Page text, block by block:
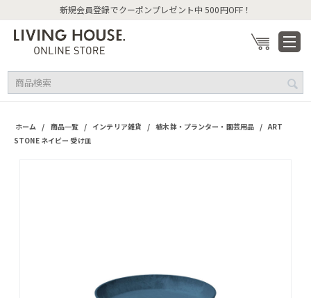
新規会員登録でクーポンプレゼント中 500円OFF！
ホーム / 商品一覧 / インテリア雑貨 / 植木鉢・プランター・園芸用品 / ART
STONE ネイビー 受け皿